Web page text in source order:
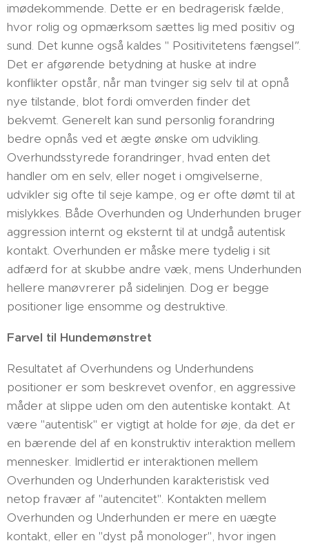
imødekommende. Dette er en bedragerisk fælde,
hvor rolig og opmærksom sættes lig med positiv og
sund. Det kunne også kaldes " Positivitetens fængsel".
Det er afgørende betydning at huske at indre
konflikter opstår, når man tvinger sig selv til at opnå
nye tilstande, blot fordi omverden finder det
bekvemt. Generelt kan sund personlig forandring
bedre opnås ved et ægte ønske om udvikling.
Overhundsstyrede forandringer, hvad enten det
handler om en selv, eller noget i omgivelserne,
udvikler sig ofte til seje kampe, og er ofte dømt til at
mislykkes. Både Overhunden og Underhunden bruger
aggression internt og eksternt til at undgå autentisk
kontakt. Overhunden er måske mere tydelig i sit
adfærd for at skubbe andre væk, mens Underhunden
hellere manøvrerer på sidelinjen. Dog er begge
positioner lige ensomme og destruktive.
Farvel til Hundemønstret
Resultatet af Overhundens og Underhundens
positioner er som beskrevet ovenfor, en aggressive
måder at slippe uden om den autentiske kontakt. At
være "autentisk" er vigtigt at holde for øje, da det er
en bærende del af en konstruktiv interaktion mellem
mennesker. Imidlertid er interaktionen mellem
Overhunden og Underhunden karakteristisk ved
netop fravær af "autencitet". Kontakten mellem
Overhunden og Underhunden er mere en uægte
kontakt, eller en "dyst på monologer", hvor ingen